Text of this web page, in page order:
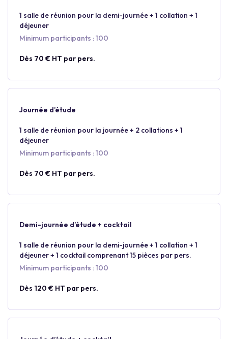
1 salle de réunion pour la demi-journée + 1 collation + 1
déjeuner
Minimum participants : 100
Dès 70 € HT par pers.
Journée d’étude
1 salle de réunion pour la journée + 2 collations + 1
déjeuner
Minimum participants : 100
Dès 70 € HT par pers.
Demi-journée d’étude + cocktail
1 salle de réunion pour la demi-journée + 1 collation + 1
déjeuner + 1 cocktail comprenant 15 pièces par pers.
Minimum participants : 100
Dès 120 € HT par pers.